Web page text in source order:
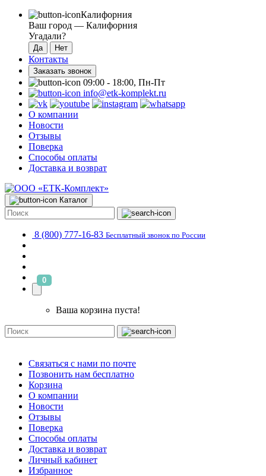
Калифорния
Ваш город — Калифорния
Угадали?
Контакты
Заказать звонок
09:00 - 18:00, Пн-Пт
info@etk-komplekt.ru
О компании
Новости
Отзывы
Поверка
Способы оплаты
Доставка и возврат
Каталог
8 (800) 777-16-83 Бесплатный звонок по России
0
Ваша корзина пуста!
Связаться с нами по почте
Позвонить нам бесплатно
Корзина
О компании
Новости
Отзывы
Поверка
Способы оплаты
Доставка и возврат
Личный кабинет
Избранное